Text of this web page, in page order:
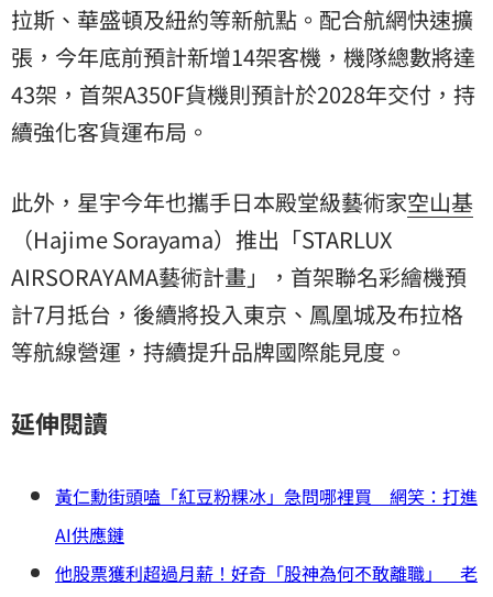
拉斯、華盛頓及紐約等新航點。配合航網快速擴
張，今年底前預計新增14架客機，機隊總數將達
43架，首架A350F貨機則預計於2028年交付，持
續強化客貨運布局。
此外，星宇今年也攜手日本殿堂級藝術家空山基
（Hajime Sorayama）推出「STARLUX
AIRSORAYAMA藝術計畫」，首架聯名彩繪機預
計7月抵台，後續將投入東京、鳳凰城及布拉格
等航線營運，持續提升品牌國際能見度。
延伸閱讀
黃仁勳街頭嗑「紅豆粉粿冰」急問哪裡買 網笑：打進
AI供應鏈
他股票獲利超過月薪！好奇「股神為何不敢離職」 老